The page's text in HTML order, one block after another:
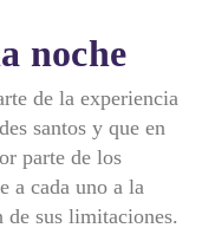
noche
de la experiencia
santos y que en
parte de los
a cada uno a la
de sus limitaciones.